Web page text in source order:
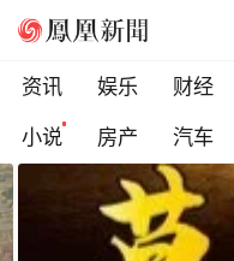
资讯 娱乐 财经
小说
房产 汽车